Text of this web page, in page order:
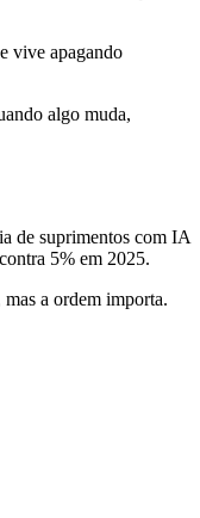
vive apagando
algo muda,
de suprimentos com IA
5% em 2025.
a ordem importa.